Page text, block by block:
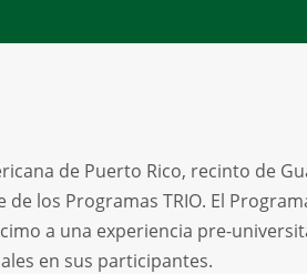
de Puerto Rico, recinto de
los Programas TRIO. El
a una experiencia pre-
en sus participantes.